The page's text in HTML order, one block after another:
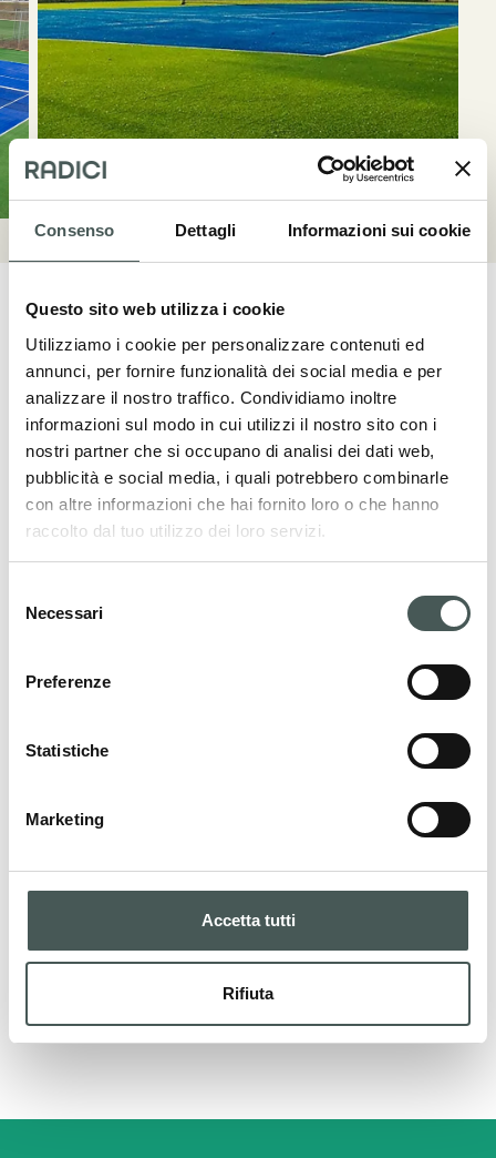
Consenso Dettagli Informazioni sui cookie
Questo sito web utilizza i cookie
Utilizziamo i cookie per personalizzare contenuti ed
annunci, per fornire funzionalità dei social media e per
analizzare il nostro traffico. Condividiamo inoltre
informazioni sul modo in cui utilizzi il nostro sito con i
nostri partner che si occupano di analisi dei dati web,
pubblicità e social media, i quali potrebbero combinarle
con altre informazioni che hai fornito loro o che hanno
raccolto dal tuo utilizzo dei loro servizi.
delNecessari
Preferenze
Statistiche
Marketing
Accetta tutti
Rifiuta
Mettiti in contatto
Contattaci adesso per ulteriori dettagli sui
nostri prodotti, richiedere un preventivo o
iniziare una collaborazione. Il nostro team
dedicato è a tua disposizione per fornirti
I nostri prodotti
esigenza sportiva. Progettati e certificati con
materiali di qualità per garantire sicurezza e